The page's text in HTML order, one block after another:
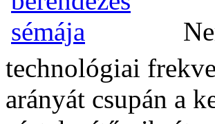
technológiai
arányát csupán a